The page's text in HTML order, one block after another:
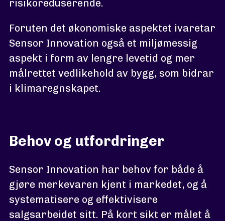
risikoreduserende.
Foruten det økonomiske aspektet ivaretar
Sensor Innovation også et miljømessig
aspekt i form av lengre levetid og mer
målrettet vedlikehold av bygg, som bidrar
i klimaregnskapet.
Behov og utfordringer
Sensor Innovation har behov for både å
gjøre merkevaren kjent i markedet, og å
systematisere og effektivisere
salgsarbeidet sitt. På kort sikt er målet å